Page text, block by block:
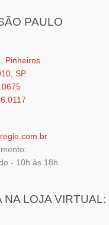
PAULO
Pinheiros
SP
- 10h às 18h
NA LOJA VIRTUAL: